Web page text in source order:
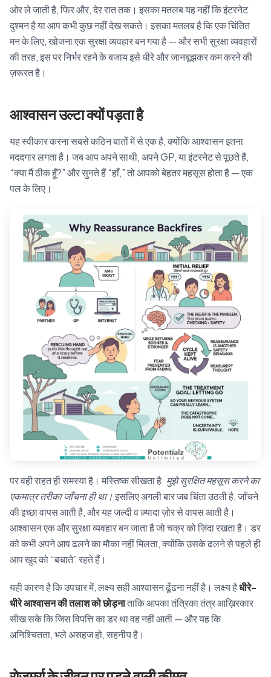
ओर ले जाती है, फिर और, देर रात तक। इसका मतलब यह नहीं कि इंटरनेट
दुश्मन है या आप कभी कुछ नहीं देख सकते। इसका मतलब है कि एक चिंतित
मन के लिए, खोजना एक सुरक्षा व्यवहार बन गया है — और सभी सुरक्षा व्यवहारों
की तरह, इस पर निर्भर रहने के बजाय इसे धीरे और जानबूझकर कम करने की
ज़रूरत है।
आश्वासन उल्टा क्यों पड़ता है
यह स्वीकार करना सबसे कठिन बातों में से एक है, क्योंकि आश्वासन इतना
मददगार लगता है। जब आप अपने साथी, अपने GP, या इंटरनेट से पूछते हैं,
“क्या मैं ठीक हूँ?” और सुनते हैं “हाँ,” तो आपको बेहतर महसूस होता है — एक
पल के लिए।
पर वही राहत ही समस्या है। मस्तिष्क सीखता है: मुझे सुरक्षित महसूस करने का
एकमात्र तरीका जाँचना ही था।इसलिए अगली बार जब चिंता उठती है, जाँचने
की इच्छा वापस आती है, और यह जल्दी व ज़्यादा ज़ोर से वापस आती है।
आश्वासन एक और सुरक्षा व्यवहार बन जाता है जो चक्र को ज़िंदा रखता है। डर
को कभी अपने आप ढलने का मौका नहीं मिलता, क्योंकि उसके ढलने से पहले ही
आप खुद को “बचाते” रहते हैं।
यही कारण है कि उपचार में, लक्ष्य सही आश्वासन ढूँढना नहीं है। लक्ष्य हैधीरे-
धीरे आश्वासन की तलाश को छोड़नाताकि आपका तंत्रिका तंत्र आख़िरकार
सीख सके कि जिस विपत्ति का डर था वह नहीं आती — और यह कि
अनिश्चितता, भले असहज हो, सहनीय है।